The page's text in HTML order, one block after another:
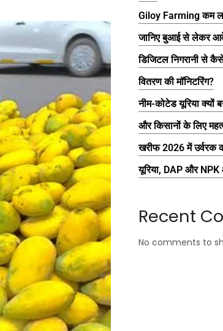
Giloy Farming कम
जानिए बुआई से लेकर
डिजिटल निगरानी से
वितरण की मॉनिटरिंग?
नीम-कोटेड यूरिया क्यों
और किसानों के लिए
खरीफ 2026 में उर्वरक
यूरिया, DAP और NPK
Recent
No comments to